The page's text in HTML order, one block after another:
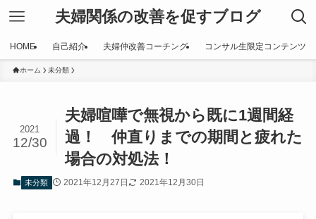
夫婦関係の改善を促すブログ
HOME 自己紹介 夫婦仲改善コーチング コンサル生限定コンテンツ
ホーム 未分類
夫婦喧嘩で無視から既に1週間経
過！ 仲直りまでの期間と疲れた
場合の対処法！
2021
12/30
未分類 2021年12月27日 2021年12月30日